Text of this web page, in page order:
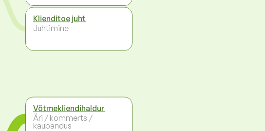
Klienditoe juht
Juhtimine
Võtmekliendihaldur
Äri / kommerts /
kaubandus